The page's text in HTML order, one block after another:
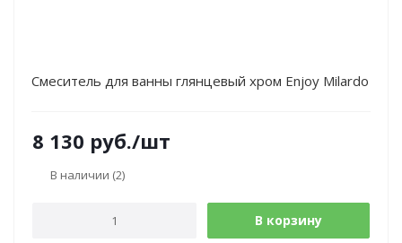
Смеситель для ванны глянцевый хром Enjoy Milardo
8 130 руб./шт
В наличии (2)
В корзину